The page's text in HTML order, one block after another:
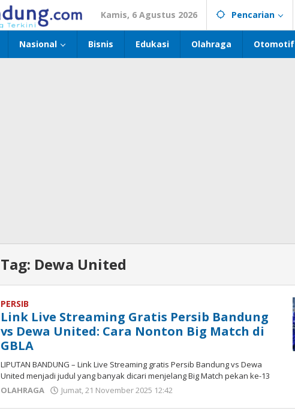
Kamis, 6 Agustus 2026 Pencarian
Nasional Bisnis Edukasi Olahraga Otomotif
Tag: Dewa United
PERSIB
Link Live Streaming Gratis Persib Bandung
vs Dewa United: Cara Nonton Big Match di
GBLA
LIPUTAN BANDUNG – Link Live Streaming gratis Persib Bandung vs Dewa
United menjadi judul yang banyak dicari menjelang Big Match pekan ke-13
OLAHRAGA
Jumat, 21 November 2025 12:42